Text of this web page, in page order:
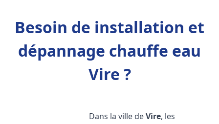
Besoin de installation et
dépannage chauffe eau
Vire ?
Dans la ville deVire, les